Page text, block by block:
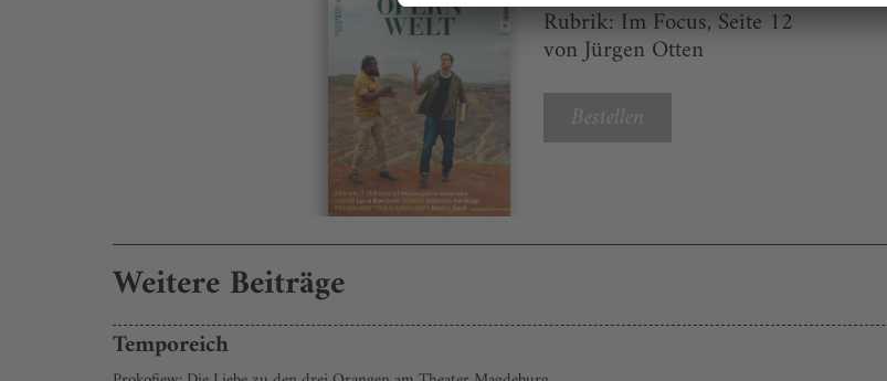
Rubrik: Im Focus, Seite 12
von Jürgen Otten
Bestellen
Weitere Beiträge
Temporeich